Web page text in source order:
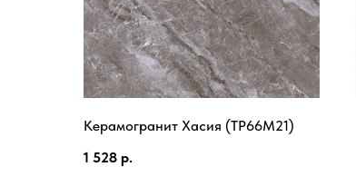
Керамогранит Хасия (TP66M21)
1 528 р.